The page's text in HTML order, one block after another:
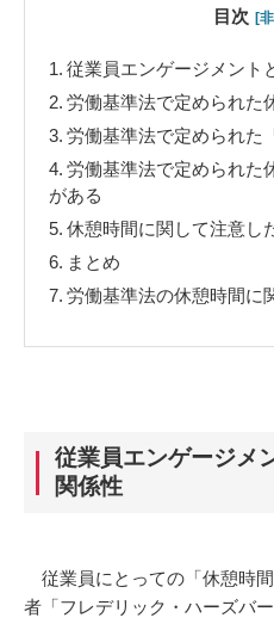
目次 [
1. 従業員エンゲージメント
2. 労働基準法で定められた
3. 労働基準法で定められた
4. 労働基準法で定められた
がある
5. 休憩時間に関して注意し
6. まとめ
7. 労働基準法の休憩時間に
従業員エンゲージメ
関係性
従業員にとっての「休憩時
者「フレデリック・ハーズバ